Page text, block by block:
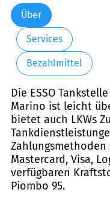
Über
Services
Bezahlmittel
Die ESSO
Marino ist leicht
bietet auch LKWs
Zahlungsmethoden
Mastercard, Visa,
verfügbaren
Piombo 95.